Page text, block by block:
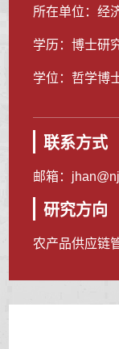
所在单位：经
学历：博士研
学位：哲学博
联系方式
邮箱：
研究方向
农产品供应链